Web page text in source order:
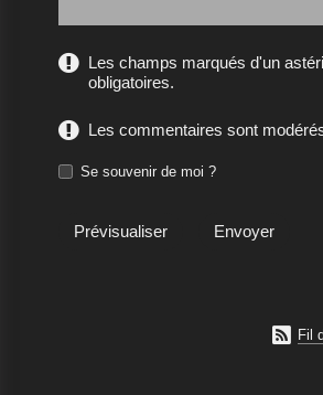
Les champs marqués d'un
obligatoires.
Les commentaires sont
Se souvenir de moi ?
 Fil